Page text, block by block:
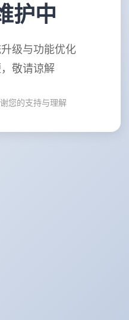
护中
级与功能优化
敬请谅解
您的支持与理解